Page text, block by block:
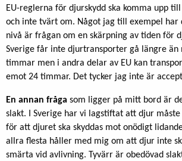
EU-reglerna för djurskydd ska komma upp
och inte tvärt om. Något jag till exempel har
nivå är frågan om en skärpning av tiden för
Sverige får inte djurtransporter gå längre än
timmar men i andra delar av EU kan
emot 24 timmar. Det tycker jag inte är
En annan fråga som ligger på mitt bord är
slakt. I Sverige har vi lagstiftat att djur måste
för att djuret ska skyddas mot onödigt
allra flesta håller med mig om att djur inte
smärta vid avlivning. Tyvärr är obedövad